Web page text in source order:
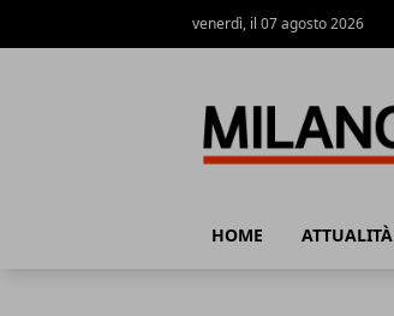
venerdì, il 07 agosto 2026
HOME ATTUALITÀ